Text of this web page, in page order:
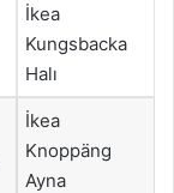
İkea
Kungsbacka
Halı
İkea
Knoppäng
Ayna